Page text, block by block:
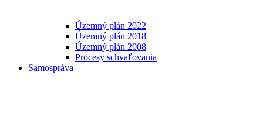
Územný plán 2022
Územný plán 2018
Územný plán 2008
Procesy schvaľovania
Samospráva